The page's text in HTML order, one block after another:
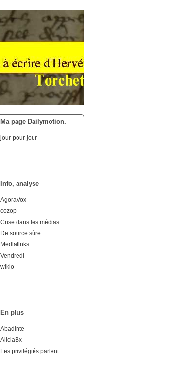
Ma page Dailymotion.
jour-pour-jour
Info, analyse
AgoraVox
cozop
Crise dans les médias
De source sûre
Medialinks
Vendredi
wikio
En plus
Abadinte
AliciaBx
Les privilégiés parlent